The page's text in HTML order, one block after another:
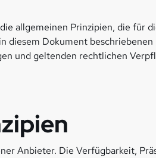
allgemeinen Prinzipien, die für
Dokument beschriebenen
und geltenden rechtlichen
Anbieter. Die Verfügbarkeit,